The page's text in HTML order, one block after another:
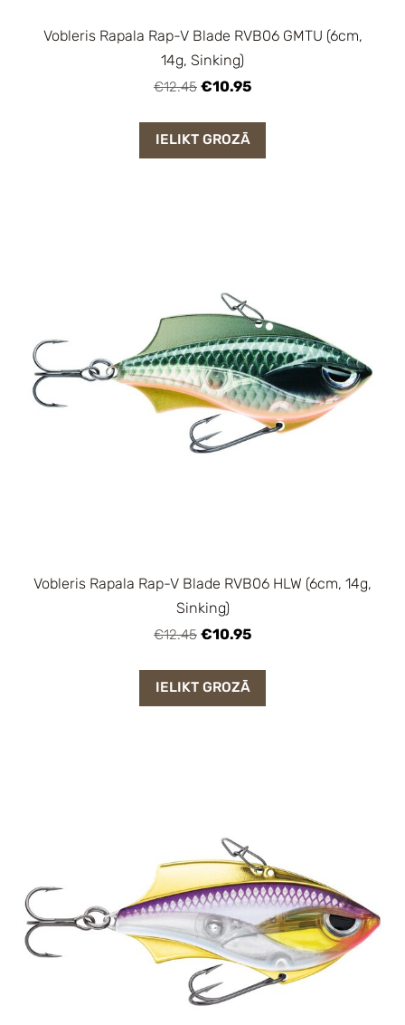
Vobleris Rapala Rap-V Blade RVB06 GMTU (6cm,
14g, Sinking)
€12.45 €10.95
IELIKT GROZĀ
Vobleris Rapala Rap-V Blade RVB06 HLW (6cm, 14g,
Sinking)
€12.45 €10.95
IELIKT GROZĀ